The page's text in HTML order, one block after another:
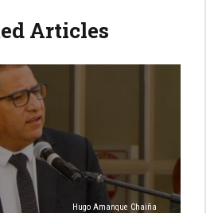
Articles
Hugo Amanque Chaiña